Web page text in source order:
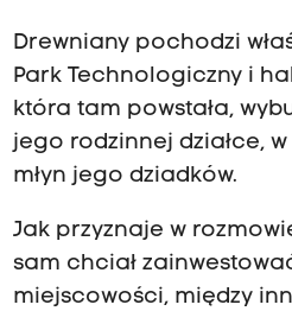
Drewniany pochodzi
Park Technologiczny i
która tam powstała,
jego rodzinnej działce,
młyn jego dziadków.
Jak przyznaje w
sam chciał
miejscowości, między